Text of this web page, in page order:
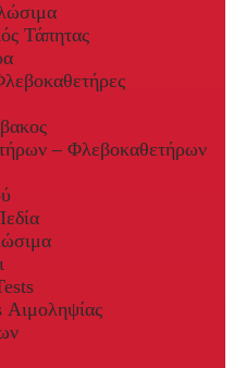
Τάπητας
– Φλεβοκαθετήρων